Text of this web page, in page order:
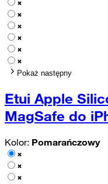
Pokaż następny
Etui Apple
MagSafe do
Kolor: Pomarańczowy